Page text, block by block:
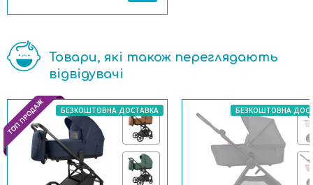
стандартів безпеки на основі
Товари, які також переглядають
відвідувачі
БЕЗКОШТОВНА ДОСТАВКА БЕЗКОШТОВНА